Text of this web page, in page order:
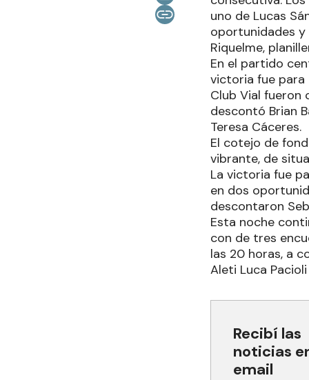
uno de Lucas
oportunidades y
Riquelme,
En el partido
victoria fue para
Club Vial fueron
descontó Brian
Teresa Cáceres.
El cotejo de
vibrante, de
La victoria fue
en dos
descontaron
Esta noche
con de tres
las 20 horas, a
Aleti Luca
Recibí las
noticias
email